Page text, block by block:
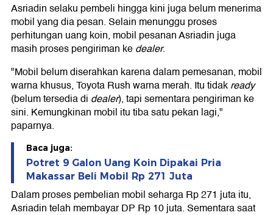
Asriadin selaku pembeli hingga kini juga belum menerima
mobil yang dia pesan. Selain menunggu proses
perhitungan uang koin, mobil pesanan Asriadin juga
masih proses pengiriman kedealer.
"Mobil belum diserahkan karena dalam pemesanan, mobil
warna khusus, Toyota Rush warna merah. Itu tidakready
(belum tersedia di dealer), tapi sementara pengiriman ke
sini. Kemungkinan mobil itu tiba satu pekan lagi,"
paparnya.
Baca juga:
Potret 9 Galon Uang Koin Dipakai Pria
Makassar Beli Mobil Rp 271 Juta
Dalam proses pembelian mobil seharga Rp 271 juta itu,
Asriadin telah membayar DP Rp 10 juta. Sementara saat